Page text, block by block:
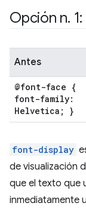
Opción n.
Antes
@font-face {
font-family:
Helvetica; }
font-display
de visualización
que el texto que
inmediatamente